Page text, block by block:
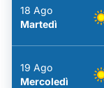
18 Ago
Martedì
19 Ago
Mercoledì